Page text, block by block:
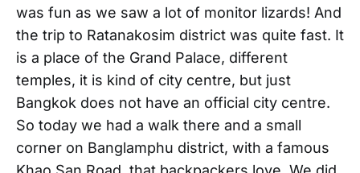
was fun as we saw a lot of monitor lizards! And
the trip to Ratanakosim district was quite fast. It
is a place of the Grand Palace, different
temples, it is kind of city centre, but just
Bangkok does not have an official city centre.
So today we had a walk there and a small
corner on Banglamphu district, with a famous